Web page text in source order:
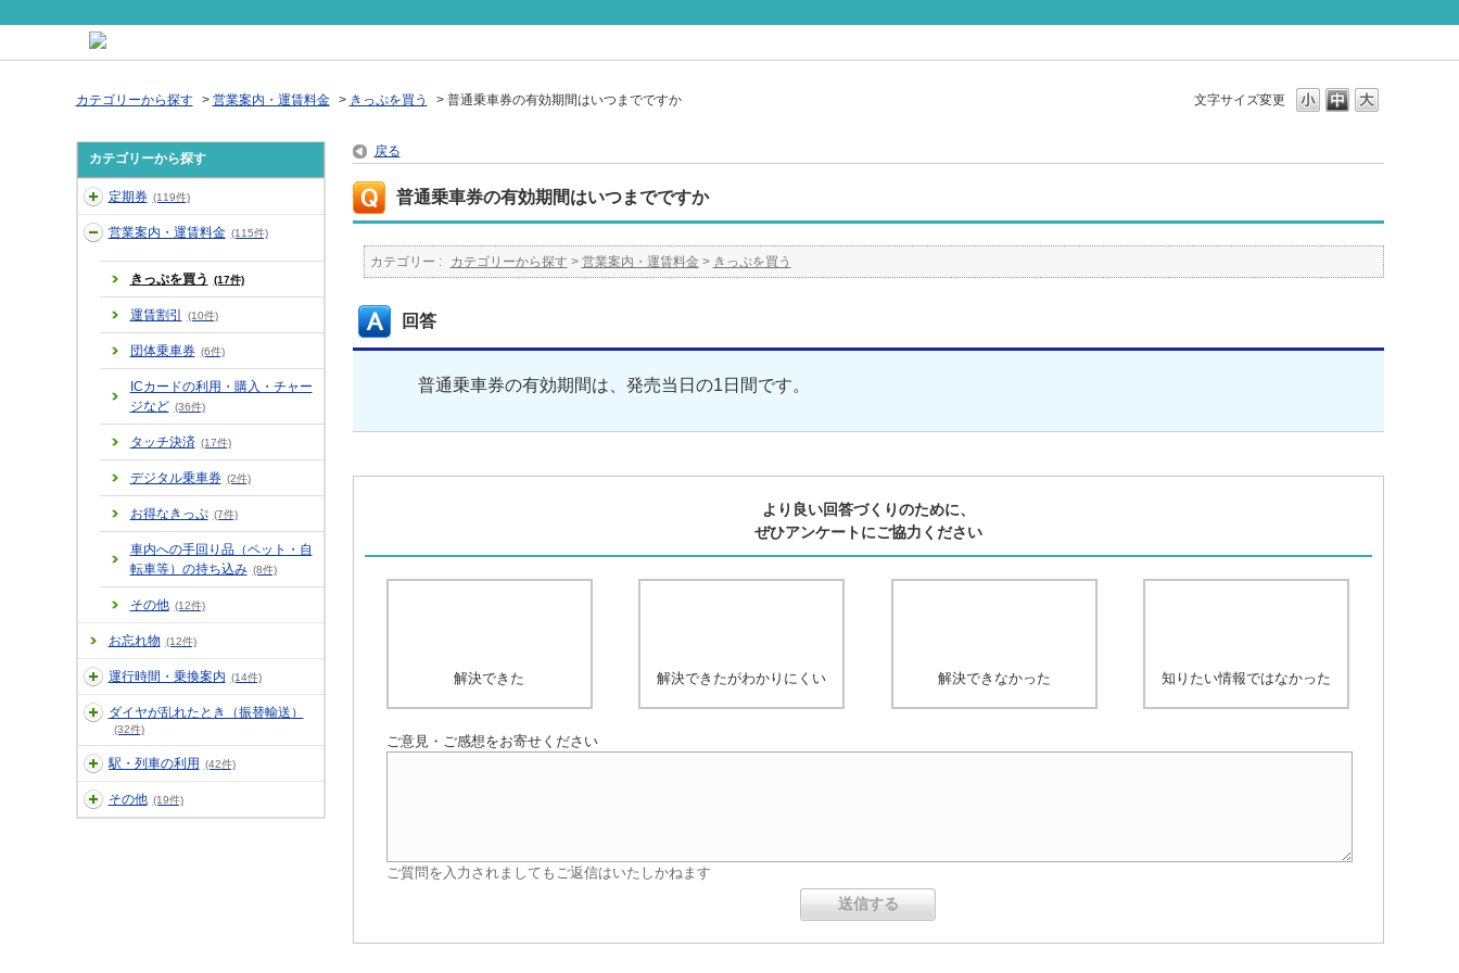
文字サイズ変更
カテゴリーから探す > 営業案内・運賃料金 > きっぷを買う > 普通乗車券の有効期間はいつまでですか
カテゴリーから探す
定期券 (119件)
営業案内・運賃料金 (115件)
きっぷを買う (17件)
運賃割引 (10件)
団体乗車券 (6件)
ICカードの利用・購入・チャー
ジなど (36件)
タッチ決済 (17件)
デジタル乗車券 (2件)
お得なきっぷ (7件)
車内への手回り品（ペット・自
転車等）の持ち込み (8件)
その他 (12件)
お忘れ物 (12件)
運行時間・乗換案内 (14件)
ダイヤが乱れたとき（振替輸送）
(32件)
駅・列車の利用 (42件)
その他 (19件)
戻る
普通乗車券の有効期間はいつまでですか
カテゴリー : カテゴリーから探す > 営業案内・運賃料金 > きっぷを買う
回答
普通乗車券の有効期間は、発売当日の1日間です。
より良い回答づくりのために、
ぜひアンケートにご協力ください
解決できた 解決できたがわかりにくい 解決できなかった 知りたい情報ではなかった
ご意見・ご感想をお寄せください
ご質問を入力されましてもご返信はいたしかねます